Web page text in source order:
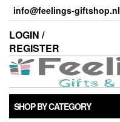
Skip
the
content
info@feelings-giftshop.nl
LOGIN /
REGISTER
SHOP BY CATEGORY